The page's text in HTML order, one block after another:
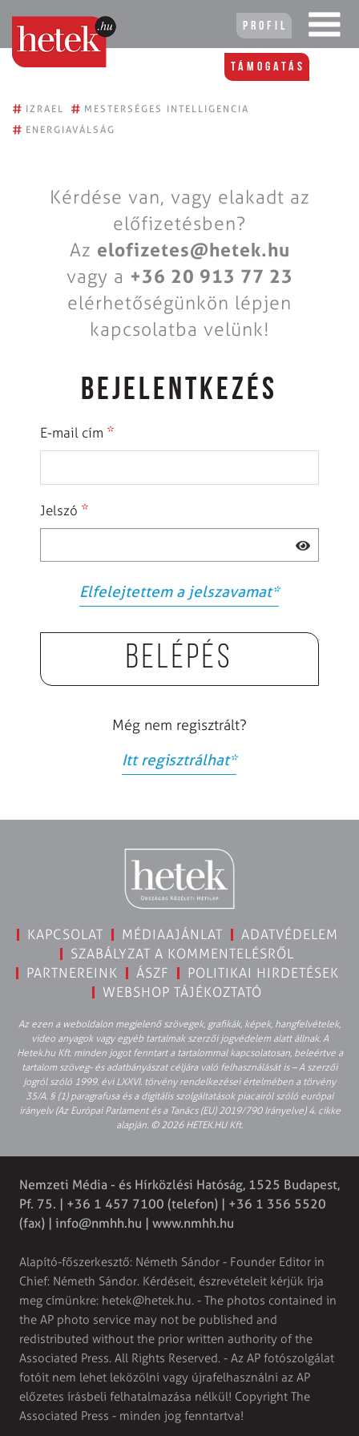
Profil
Támogatás
# IZRAEL # MESTERSÉGES INTELLIGENCIA
# ENERGIAVÁLSÁG
Kérdése van, vagy elakadt az
előfizetésben?
Az elofizetes@hetek.hu
vagy a +36 20 913 77 23
elérhetőségünkön lépjen
kapcsolatba velünk!
BEJELENTKEZÉS
E-mail cím *
Jelszó *
Elfelejtettem a jelszavamat*
Belépés
Még nem regisztrált?
Itt regisztrálhat*
KAPCSOLAT MÉDIAAJÁNLAT
ADATVÉDELEM
SZABÁLYZAT A KOMMENTELÉSRŐL
PARTNEREINK
ÁSZF
POLITIKAI HIRDETÉSEK
WEBSHOP TÁJÉKOZTATÓ
Az ezen a weboldalon megjelenő szövegek, grafikák, képek, hangfelvételek,
video anyagok vagy egyéb tartalmak szerzői jogvédelem alatt állnak. A
Hetek.hu Kft. minden jogot fenntart a tartalommal kapcsolatosan, beleértve a
tartalom szöveg- és adatbányászat céljára való felhasználását is – A szerzői
jogról szóló 1999. évi LXXVI. törvény rendelkezései értelmében a törvény
35/A. § (1) paragrafusa és a digitális szolgáltatások piacairól szóló európai
irányelv (Az Európai Parlament és a Tanács (EU) 2019/790 Irányelve) 4. cikke
alapján. © 2026 HETEK.HU Kft.
Nemzeti Média - és Hírközlési Hatóság, 1525 Budapest,
Pf. 75. | +36 1 457 7100 (telefon) | +36 1 356 5520
(fax) | info@nmhh.hu | www.nmhh.hu
Alapító-főszerkesztő: Németh Sándor - Founder Editor in
Chief: Németh Sándor. Kérdéseit, észrevételeit kérjük írja
meg címünkre: hetek@hetek.hu. - The photos contained in
the AP photo service may not be published and
redistributed without the prior written authority of the
Associated Press. All Rights Reserved. - Az AP fotószolgálat
fotóit nem lehet leközölni vagy újrafelhasználni az AP
előzetes írásbeli felhatalmazása nélkül! Copyright The
Associated Press - minden jog fenntartva!